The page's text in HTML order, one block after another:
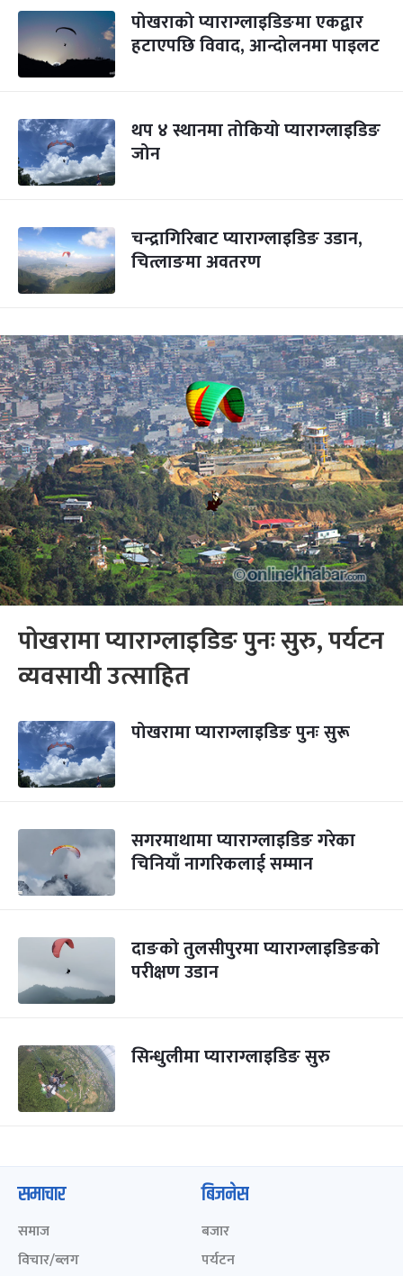
पोखराको प्याराग्लाइडिङमा एकद्वार
हटाएपछि विवाद, आन्दोलनमा पाइलट
थप ४ स्थानमा तोकियो प्याराग्लाइडिङ
जोन
चन्द्रागिरिबाट प्याराग्लाइडिङ उडान,
चित्लाङमा अवतरण
पोखरामा प्याराग्लाइडिङ पुनः सुरु, पर्यटन
व्यवसायी उत्साहित
पोखरामा प्याराग्लाइडिङ पुनः सुरू
सगरमाथामा प्याराग्लाइडिङ गरेका
चिनियाँ नागरिकलाई सम्मान
दाङको तुलसीपुरमा प्याराग्लाइडिङको
परीक्षण उडान
सिन्धुलीमा प्याराग्लाइडिङ सुरु
समाचार
समाज
विचार/ब्लग
बिजनेस
बजार
पर्यटन